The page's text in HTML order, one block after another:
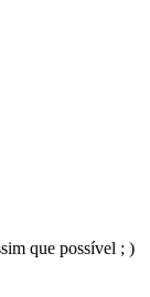
que possível ; )